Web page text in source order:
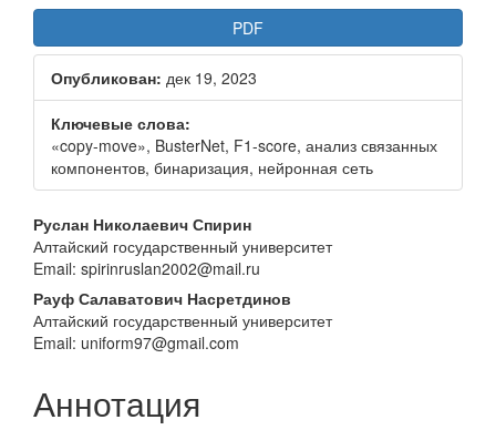
Статья
боковой
панели
PDF
Опубликован: дек 19, 2023
Ключевые слова:
«copy-move», BusterNet, F1-score, анализ связанных
компонентов, бинаризация, нейронная сеть
Основное
содержание
статьи
Руслан Николаевич Спирин
Алтайский государственный университет
Email: spirinruslan2002@mail.ru
Рауф Салаватович Насретдинов
Алтайский государственный университет
Email: uniform97@gmail.com
Аннотация